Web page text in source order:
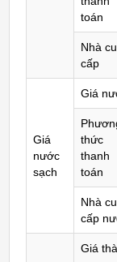
toán
Nhà
cấp
Giá
nước
sạch
Giá
thức
thanh
toán
Nhà
cấp
Giá